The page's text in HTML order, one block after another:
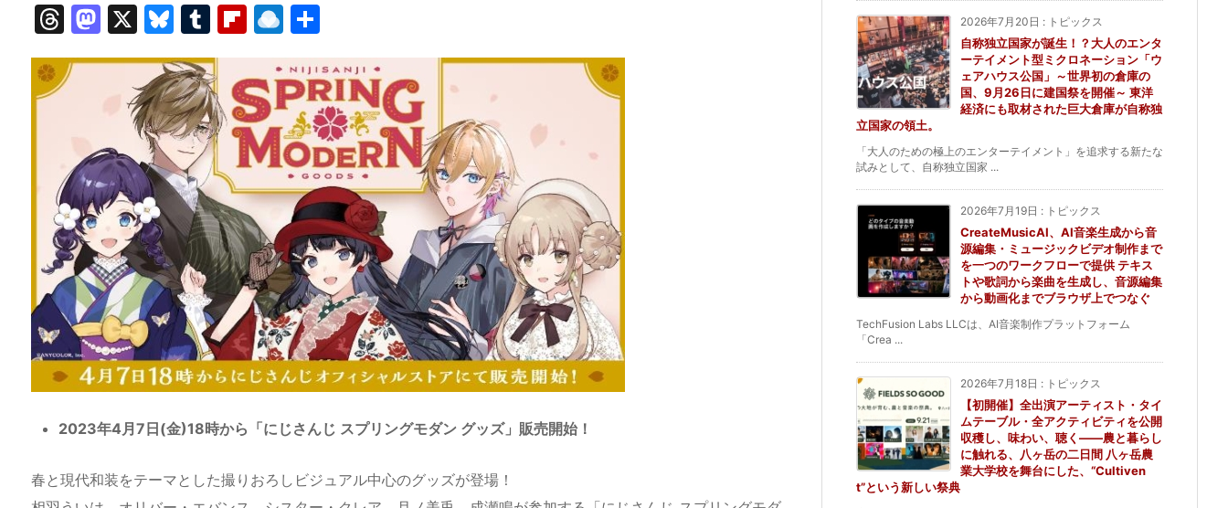
T
hr
e
s
M
a
st
o
o
n
X
Bl
u
e
s
k
y
T
u
m
bl
r
Fl
ip
b
o
ar
d
R
ai
n
dr
o
p.
io
有
2023年4月7日(金)18時から「にじさんじ スプリングモダン グッズ」販売開始！
春と現代和装をテーマとした撮りおろしビジュアル中心のグッズが登場！
2026年7月20日 : トピックス
自称独立国家が誕生！？大人のエンタ
ーテイメント型ミクロネーション「ウ
ェアハウス公国」～世界初の倉庫の
国、9月26日に建国祭を開催～ 東洋
経済にも取材された巨大倉庫が自称独
立国家の領土。
「大人のための極上のエンターテイメント」を追求する新たな
試みとして、自称独立国家 ...
2026年7月19日 : トピックス
CreateMusicAI、AI音楽生成から音
源編集・ミュージックビデオ制作まで
を一つのワークフローで提供 テキス
トや歌詞から楽曲を生成し、音源編集
から動画化までブラウザ上でつなぐ
TechFusion Labs LLCは、AI音楽制作プラットフォーム
「Crea ...
2026年7月18日 : トピックス
【初開催】全出演アーティスト・タイ
ムテーブル・全アクティビティを公開
収穫し、味わい、聴く——農と暮らし
に触れる、八ヶ岳の二日間 八ヶ岳農
業大学校を舞台にした、“Cultiven
t”という新しい祭典